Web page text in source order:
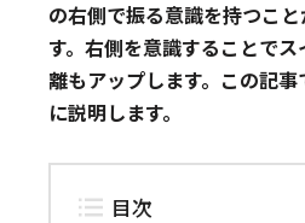
の右側で振る意識を持つこ
す。右側を意識することで
離もアップします。この記
に説明します。
目次